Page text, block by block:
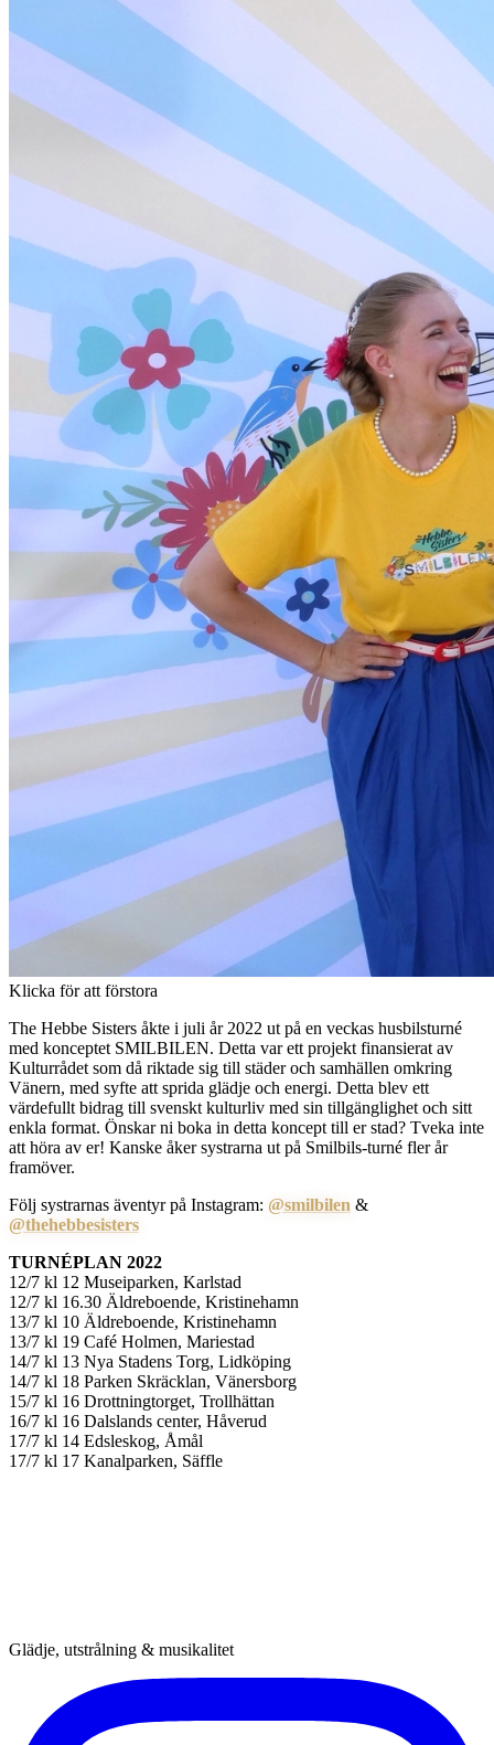
Klicka för att förstora
The Hebbe Sisters åkte i juli år 2022 ut på en veckas husbilsturné
med konceptet SMILBILEN. Detta var ett projekt finansierat av
Kulturrådet som då riktade sig till städer och samhällen omkring
Vänern, med syfte att sprida glädje och energi. Detta blev ett
värdefullt bidrag till svenskt kulturliv med sin tillgänglighet och sitt
enkla format. Önskar ni boka in detta koncept till er stad? Tveka inte
att höra av er! Kanske åker systrarna ut på Smilbils-turné fler år
framöver.
Följ systrarnas äventyr på Instagram: @smilbilen &
@thehebbesisters
TURNÉPLAN 2022
12/7 kl 12 Museiparken, Karlstad
12/7 kl 16.30 Äldreboende, Kristinehamn
13/7 kl 10 Äldreboende, Kristinehamn
13/7 kl 19 Café Holmen, Mariestad
14/7 kl 13 Nya Stadens Torg, Lidköping
14/7 kl 18 Parken Skräcklan, Vänersborg
15/7 kl 16 Drottningtorget, Trollhättan
16/7 kl 16 Dalslands center, Håverud
17/7 kl 14 Edsleskog, Åmål
17/7 kl 17 Kanalparken, Säffle
Glädje, utstrålning & musikalitet